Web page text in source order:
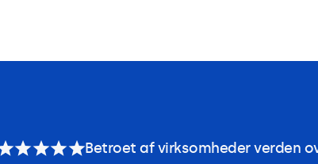
Betroet af virksomheder verden